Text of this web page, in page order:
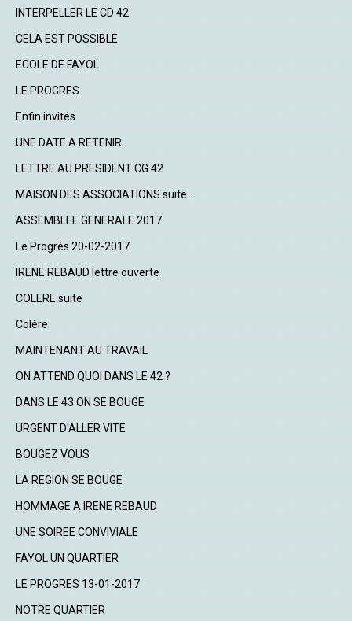
INTERPELLER LE CD 42
CELA EST POSSIBLE
ECOLE DE FAYOL
LE PROGRES
Enfin invités
UNE DATE A RETENIR
LETTRE AU PRESIDENT CG 42
MAISON DES ASSOCIATIONS suite..
ASSEMBLEE GENERALE 2017
Le Progrès 20-02-2017
IRENE REBAUD lettre ouverte
COLERE suite
Colère
MAINTENANT AU TRAVAIL
ON ATTEND QUOI DANS LE 42 ?
DANS LE 43 ON SE BOUGE
URGENT D'ALLER VITE
BOUGEZ VOUS
LA REGION SE BOUGE
HOMMAGE A IRENE REBAUD
UNE SOIREE CONVIVIALE
FAYOL UN QUARTIER
LE PROGRES 13-01-2017
NOTRE QUARTIER